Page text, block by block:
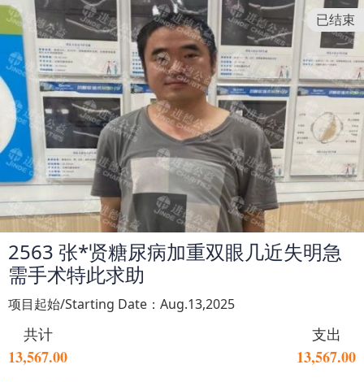
已结束
2563 张*贤糖尿病加重双眼几近失明急
需手术特此求助
项目起始/Starting Date：Aug.13,2025
共计
13,567.00
支出
13,567.00